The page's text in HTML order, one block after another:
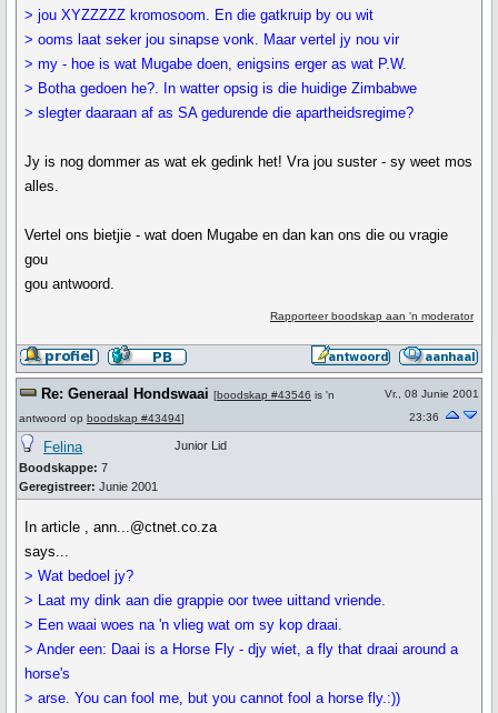
> jou XYZZZZZ kromosoom. En die gatkruip by ou wit
> ooms laat seker jou sinapse vonk. Maar vertel jy nou vir
> my - hoe is wat Mugabe doen, enigsins erger as wat P.W.
> Botha gedoen he?. In watter opsig is die huidige Zimbabwe
> slegter daaraan af as SA gedurende die apartheidsregime?
Jy is nog dommer as wat ek gedink het! Vra jou suster - sy weet mos
alles.
Vertel ons bietjie - wat doen Mugabe en dan kan ons die ou vragie
gou
gou antwoord.
Rapporteer boodskap aan 'n moderator
Re: Generaal Hondswaai [boodskap #43546 is 'n
antwoord op boodskap #43494]
Vr., 08 Junie 2001
23:36
Felina
Boodskappe: 7
Geregistreer: Junie 2001
Junior Lid
In article , ann...@ctnet.co.za
says...
> Wat bedoel jy?
> Laat my dink aan die grappie oor twee uittand vriende.
> Een waai woes na 'n vlieg wat om sy kop draai.
> Ander een: Daai is a Horse Fly - djy wiet, a fly that draai around a
horse's
> arse. You can fool me, but you cannot fool a horse fly.:))